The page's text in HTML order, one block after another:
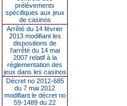
prélèvements
spécifiques aux jeux
de casinos
Arrêté du 14 février
2013 modifiant les
dispositions de
l'arrêté du 14 mai
2007 relatif à la
réglementation des
jeux dans les casinos
Décret no 2012-685
du 7 mai 2012
modifiant le décret no
59-1489 du 22